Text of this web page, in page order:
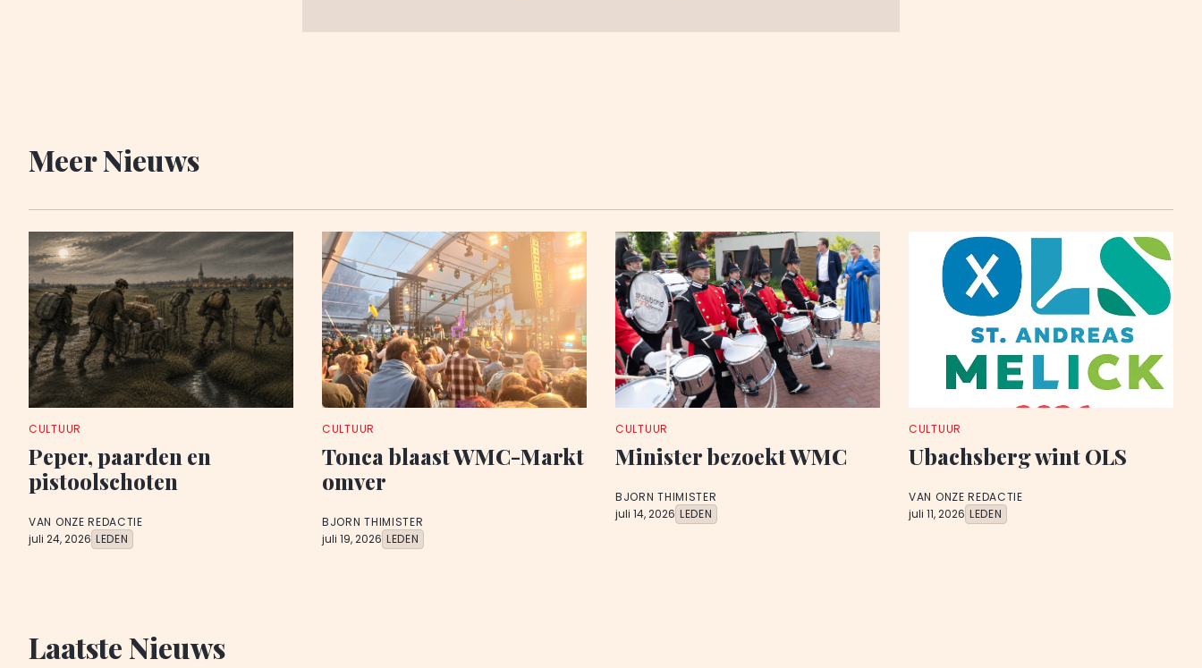
Meer Nieuws
CULTUUR
Peper, paarden en
pistoolschoten
VAN ONZE REDACTIE
juli 24, 2026 LEDEN
CULTUUR
Tonca blaast WMC-Markt
omver
BJORN THIMISTER
juli 19, 2026 LEDEN
CULTUUR
Minister bezoekt WMC
BJORN THIMISTER
juli 14, 2026 LEDEN
CULTUUR
Ubachsberg wint OLS
VAN ONZE REDACTIE
juli 11, 2026 LEDEN
Laatste Nieuws